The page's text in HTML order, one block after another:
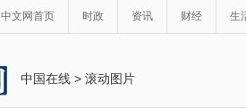
中文网首页 时政 资讯 财经 生
中国在线 > 滚动图片